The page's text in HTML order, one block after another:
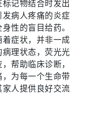
记物结合时发出
病人疼痛的炎症
性的盲目给药。
症状，并非一成
理状态，荧光光
帮助临床诊断，
为每一个生命带
人提供良好交流